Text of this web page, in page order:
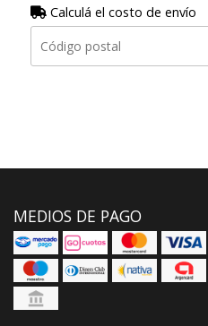
Calculá el costo de envío
MEDIOS DE PAGO